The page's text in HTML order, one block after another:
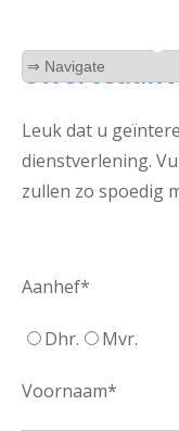
Leuk dat u
dienstverlening.
zullen zo spoedig
Aanhef*
Dhr. Mvr.
Voornaam*